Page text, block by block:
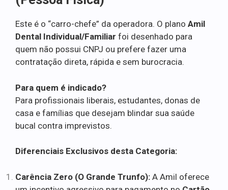
Este é o “carro-chefe” da operadora. O plano Amil
Dental Individual/Familiar foi desenhado para
quem não possui CNPJ ou prefere fazer uma
contratação direta, rápida e sem burocracia.
Para quem é indicado?
Para profissionais liberais, estudantes, donas de
casa e famílias que desejam blindar sua saúde
bucal contra imprevistos.
Diferenciais Exclusivos desta Categoria:
Carência Zero (O Grande Trunfo): A Amil oferece